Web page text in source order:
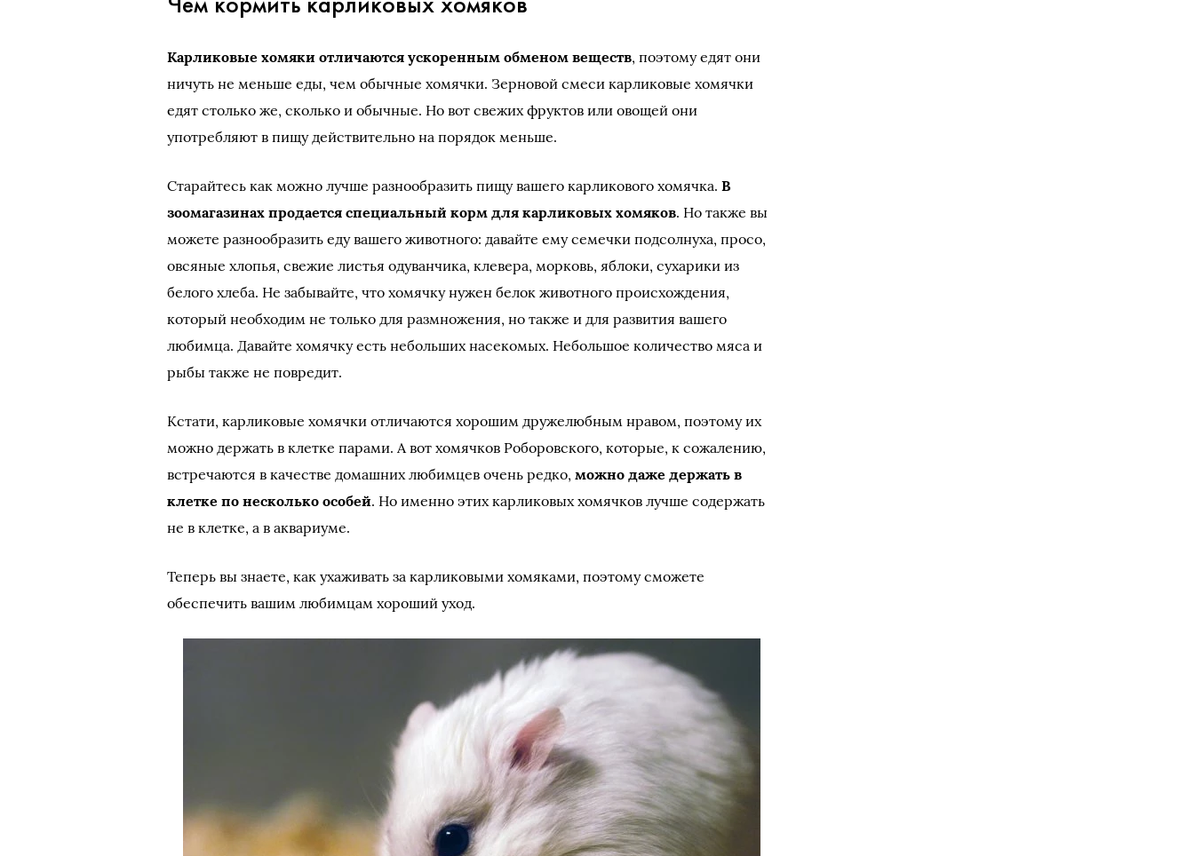
Карликовые хомяки отличаются ускоренным обменом веществ, поэтому едят они
ничуть не меньше еды, чем обычные хомячки. Зерновой смеси карликовые хомячки
едят столько же, сколько и обычные. Но вот свежих фруктов или овощей они
употребляют в пищу действительно на порядок меньше.
Старайтесь как можно лучше разнообразить пищу вашего карликового хомячка. В
зоомагазинах продается специальный корм для карликовых хомяков. Но также вы
можете разнообразить еду вашего животного: давайте ему семечки подсолнуха, просо,
овсяные хлопья, свежие листья одуванчика, клевера, морковь, яблоки, сухарики из
белого хлеба. Не забывайте, что хомячку нужен белок животного происхождения,
который необходим не только для размножения, но также и для развития вашего
любимца. Давайте хомячку есть небольших насекомых. Небольшое количество мяса и
рыбы также не повредит.
Кстати, карликовые хомячки отличаются хорошим дружелюбным нравом, поэтому их
можно держать в клетке парами. А вот хомячков Роборовского, которые, к сожалению,
встречаются в качестве домашних любимцев очень редко,можно даже держать в
клетке по несколько особей. Но именно этих карликовых хомячков лучше содержать
не в клетке, а в аквариуме.
Теперь вы знаете, как ухаживать за карликовыми хомяками, поэтому сможете
обеспечить вашим любимцам хороший уход.